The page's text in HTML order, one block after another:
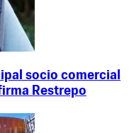
socio comercial
Restrepo